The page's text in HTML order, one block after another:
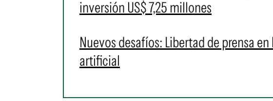
inversión US$ 7,25 millones
Nuevos desafíos: Libertad de prensa
artificial